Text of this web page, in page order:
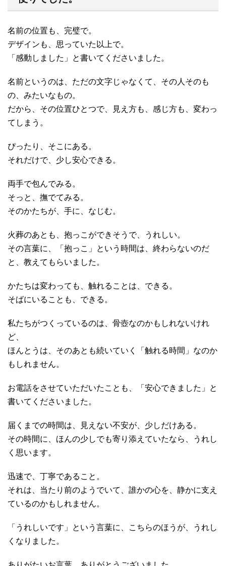
名前の位置も、完璧で。
デザインも、思っていた以上で。
「感動しました」と書いてくださいました。
名前というのは、ただの文字じゃなくて、その人そのも
の、みたいなもの。
だから、その位置ひとつで、見え方も、感じ方も、変わっ
てしまう。
ぴったり、そこにある。
それだけで、少し安心できる。
両手で包んでみる。
そっと、撫でてみる。
そのかたちが、手に、なじむ。
火葬のあとも、抱っこができそうで、うれしい。
その言葉に、「抱っこ」という時間は、終わらないのだ
と、教えてもらいました。
かたちは変わっても、触れることは、できる。
そばにいることも、できる。
私たちがつくっているのは、骨壺なのかもしれないけれ
ど、
ほんとうは、そのあとも続いていく「触れる時間」なのか
もしれません。
お電話をさせていただいたことも、「安心できました」と
書いてくださいました。
届くまでの時間は、見えない不安が、少しだけある。
その時間に、ほんの少しでも寄り添えていたなら、うれし
く思います。
迅速で、丁寧であること。
それは、当たり前のようでいて、誰かの心を、静かに支え
ているのかもしれません。
「うれしいです」という言葉に、こちらのほうが、うれし
くなりました。